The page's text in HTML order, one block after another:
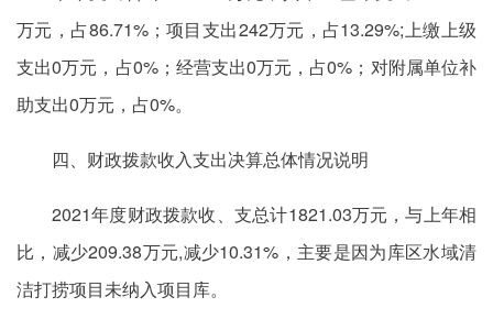
万元，占86.71%；项目支出242万元，占13.29%;上缴上级
支出0万元，占0%；经营支出0万元，占0%；对附属单位补
助支出0万元，占0%。
四、财政拨款收入支出决算总体情况说明
2021年度财政拨款收、支总计1821.03万元，与上年相
比，减少209.38万元,减少10.31%，主要是因为库区水域清
洁打捞项目未纳入项目库。